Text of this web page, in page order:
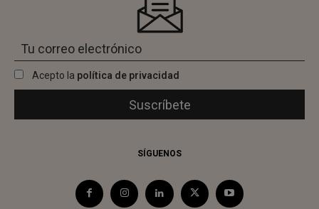
Acepto la política de privacidad
SÍGUENOS